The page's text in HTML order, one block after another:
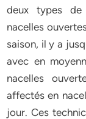
deux types de
nacelles
saison, il y a
avec en
nacelles
affectés en
jour. Ces